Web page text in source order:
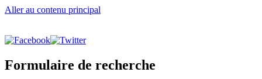
Aller au contenu principal
Formulaire de recherche